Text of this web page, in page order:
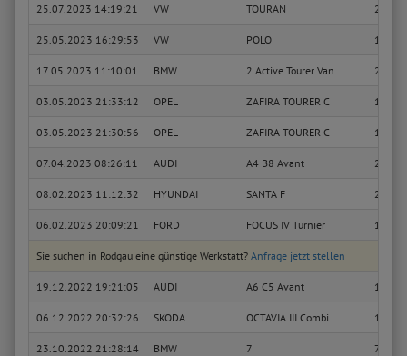
25.07.2023 14:19:21 VW TOURAN 2.0
25.05.2023 16:29:53 VW POLO 1.2
17.05.2023 11:10:01 BMW 2 Active Tourer Van 220 d
03.05.2023 21:33:12 OPEL ZAFIRA TOURER C 1.4
03.05.2023 21:30:56 OPEL ZAFIRA TOURER C 1.4
07.04.2023 08:26:11 AUDI A4 B8 Avant 2.0
08.02.2023 11:12:32 HYUNDAI SANTA F 2.2
06.02.2023 20:09:21 FORD FOCUS IV Turnier 1.0
Sie suchen in Rodgau eine günstige Werkstatt? Anfrage jetzt stellen
19.12.2022 19:21:05 AUDI A6 C5 Avant 1.9
06.12.2022 20:32:26 SKODA OCTAVIA III Combi 1.0 TSI
23.10.2022 21:28:14 BMW 7 730 d